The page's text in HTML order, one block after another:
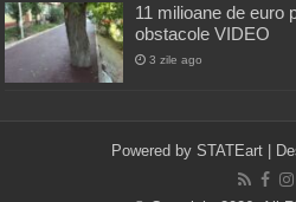
11 milioane de
obstacole VIDEO
3 zile ago
Powered by STATEart|